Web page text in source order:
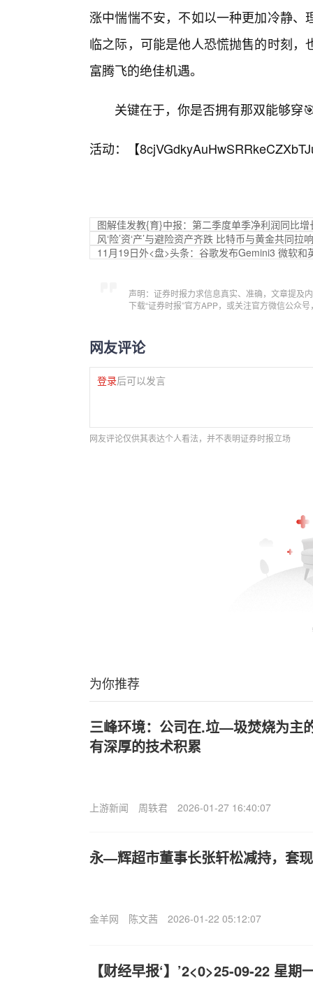
涨中惴惴不安，不如以一种更加冷静
临之际，可能是他人恐慌抛售的时刻
富腾飞的绝佳机遇。
关键在于，你是否拥有那双能够穿
活动：【
图解佳发教{育}中报：第二季度单季净利润同比
风‘险’资‘产’与避险资产齐跌 比特币与黄金共同拉
11月19日外<盘>头条：谷歌发布Gemini3 微软
声明：证券时报力求信息真实、准确，文章提及
下载“证券时报”官方APP，或关注官方微信公众
网友评论
登录后可以发言
网友评论仅供其表达个人看法，并不表明证券时报立场
为你推荐
三峰环境：公司在.垃—圾焚烧为主
有深厚的技术积累
上游新闻 周轶君 2026-01-27 16:40:07
永—辉超市董事长张轩松减持，套
金羊网 陈文茜 2026-01-22 05:12:07
【财经早报‘】’2<0>25-09-22 星期